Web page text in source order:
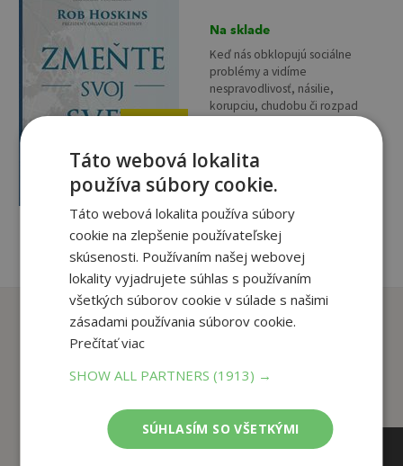
3,95€
Na sklade
Keď nás obklopujú sociálne
problémy a vidíme
nespravodlivosť, násilie,
korupciu, chudobu či rozpad
sme zakročili....
pridať do košíka
Zákazníci, ktorí si kúpili
tento titul si tiež kúpili
Táto webová lokalita
používa súbory cookie.
Táto webová lokalita používa súbory
cookie na zlepšenie používateľskej
skúsenosti. Používaním našej webovej
lokality vyjadrujete súhlas s používaním
všetkých súborov cookie v súlade s našimi
zásadami používania súborov cookie.
Prečítať viac
SHOW ALL PARTNERS(1913) →
SÚHLASÍM SO VŠETKÝMI